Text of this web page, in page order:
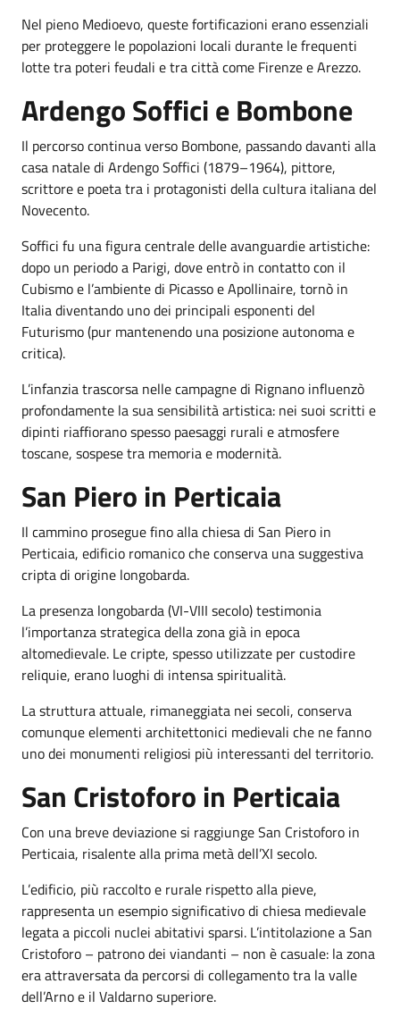
Nel pieno Medioevo, queste fortificazioni erano essenziali
per proteggere le popolazioni locali durante le frequenti
lotte tra poteri feudali e tra città come Firenze e Arezzo.
Ardengo Soffici e Bombone
Il percorso continua verso Bombone, passando davanti alla
casa natale di Ardengo Soffici (1879–1964), pittore,
scrittore e poeta tra i protagonisti della cultura italiana del
Novecento.
Soffici fu una figura centrale delle avanguardie artistiche:
dopo un periodo a Parigi, dove entrò in contatto con il
Cubismo e l’ambiente di Picasso e Apollinaire, tornò in
Italia diventando uno dei principali esponenti del
Futurismo (pur mantenendo una posizione autonoma e
critica).
L’infanzia trascorsa nelle campagne di Rignano influenzò
profondamente la sua sensibilità artistica: nei suoi scritti e
dipinti riaffiorano spesso paesaggi rurali e atmosfere
toscane, sospese tra memoria e modernità.
San Piero in Perticaia
Il cammino prosegue fino alla chiesa di San Piero in
Perticaia, edificio romanico che conserva una suggestiva
cripta di origine longobarda.
La presenza longobarda (VI-VIII secolo) testimonia
l’importanza strategica della zona già in epoca
altomedievale. Le cripte, spesso utilizzate per custodire
reliquie, erano luoghi di intensa spiritualità.
La struttura attuale, rimaneggiata nei secoli, conserva
comunque elementi architettonici medievali che ne fanno
uno dei monumenti religiosi più interessanti del territorio.
San Cristoforo in Perticaia
Con una breve deviazione si raggiunge San Cristoforo in
Perticaia, risalente alla prima metà dell’XI secolo.
L’edificio, più raccolto e rurale rispetto alla pieve,
rappresenta un esempio significativo di chiesa medievale
legata a piccoli nuclei abitativi sparsi. L’intitolazione a San
Cristoforo – patrono dei viandanti – non è casuale: la zona
era attraversata da percorsi di collegamento tra la valle
dell’Arno e il Valdarno superiore.